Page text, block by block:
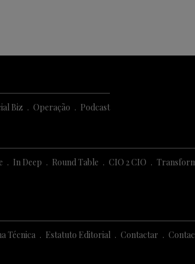
Biz Operação Podcast
In Deep Round Table CIO 2 CIO
Técnica Estatuto Editorial Contactar